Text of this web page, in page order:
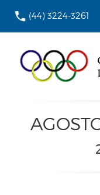
(44) 3224-3261